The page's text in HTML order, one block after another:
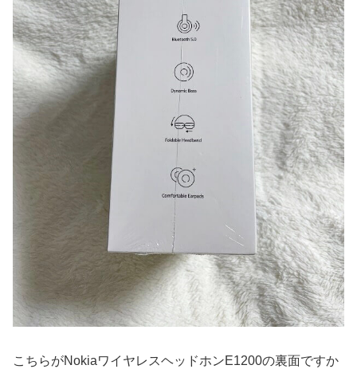
こちらがNokiaワイヤレスヘッドホンE1200の裏面ですか